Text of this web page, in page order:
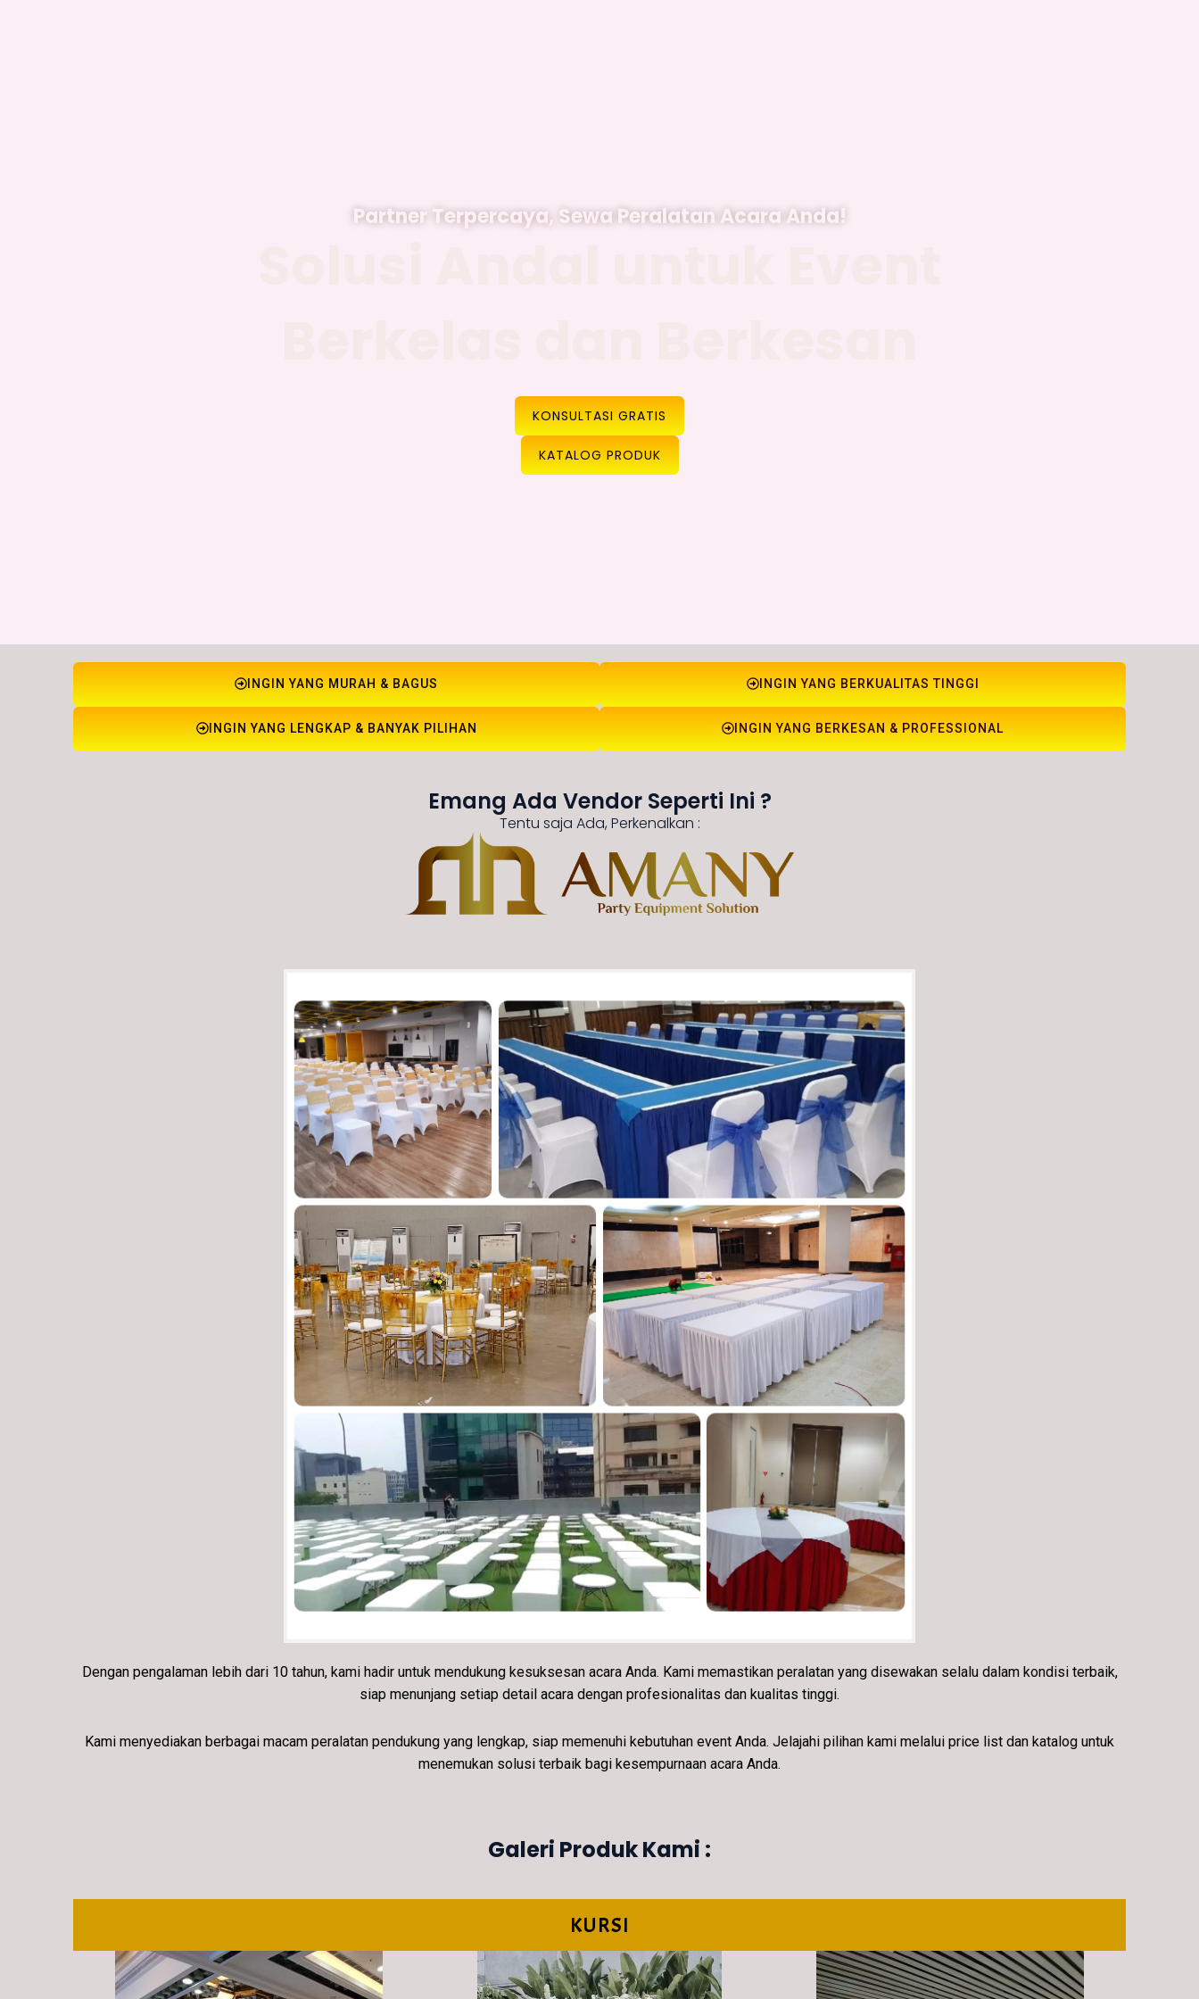
Partner Terpercaya, Sewa Peralatan Acara Anda!
KONSULTASI GRATIS
KATALOG PRODUK
INGIN YANG MURAH & BAGUS INGIN YANG BERKUALITAS TINGGI
INGIN YANG LENGKAP & BANYAK PILIHAN INGIN YANG BERKESAN & PROFESSIONAL
Emang Ada Vendor Seperti Ini ?
Tentu saja Ada, Perkenalkan :
Dengan pengalaman lebih dari 10 tahun, kami hadir untuk mendukung kesuksesan acara Anda. Kami memastikan peralatan yang disewakan selalu dalam kondisi terbaik,
siap menunjang setiap detail acara dengan profesionalitas dan kualitas tinggi.
Kami menyediakan berbagai macam peralatan pendukung yang lengkap, siap memenuhi kebutuhan event Anda. Jelajahi pilihan kami melalui price list dan katalog untuk
menemukan solusi terbaik bagi kesempurnaan acara Anda.
Galeri Produk Kami :
KURSI